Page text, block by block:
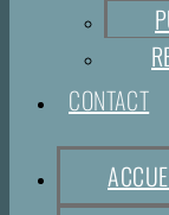
CONTACT